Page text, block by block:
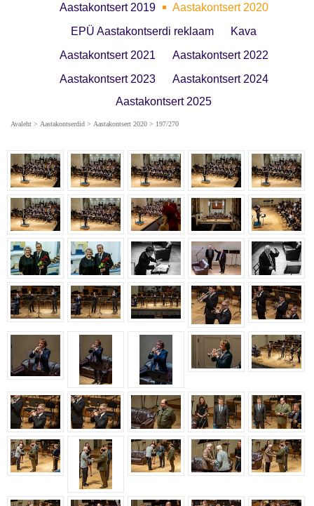
Aastakontsert 2020
Aastakontsert 2019
Aastakontsert 2020
EPÜ Aastakontserdi reklaam
Kava
Aastakontsert 2021
Aastakontsert 2022
Aastakontsert 2023
Aastakontsert 2024
Aastakontsert 2025
Avaleht > Aastakontserdid > Aastakontsert 2020 > 197/270